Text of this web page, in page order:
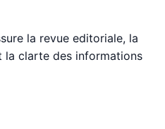
la revue editoriale, la
la clarte des informations